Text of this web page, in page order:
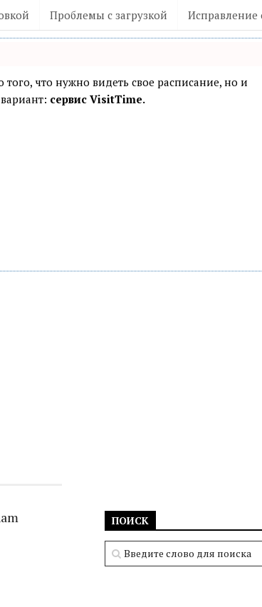
Проблемы с загрузкой
того, что нужно видеть свое расписание, но и
сервис VisitTime.
ПОИСК